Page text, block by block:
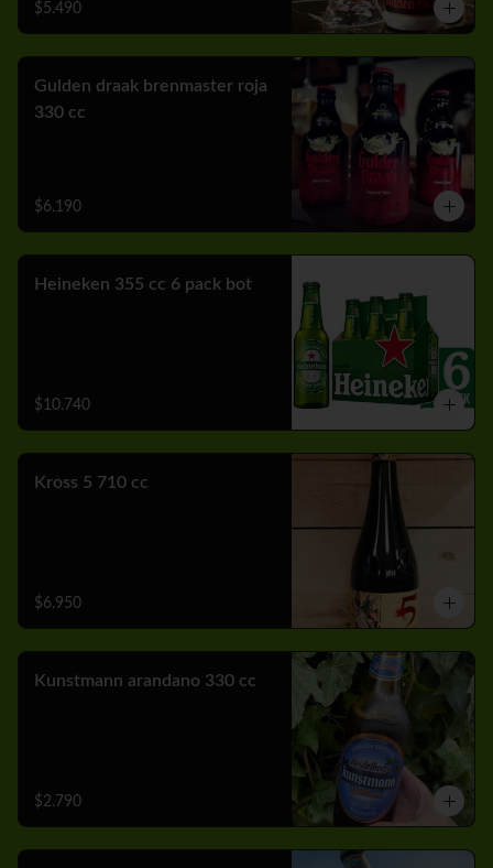
$5.490
Gulden draak brenmaster roja
330 cc
$6.190
Heineken 355 cc 6 pack bot
$10.740
Kross 5 710 cc
$6.950
Kunstmann arandano 330 cc
$2.790